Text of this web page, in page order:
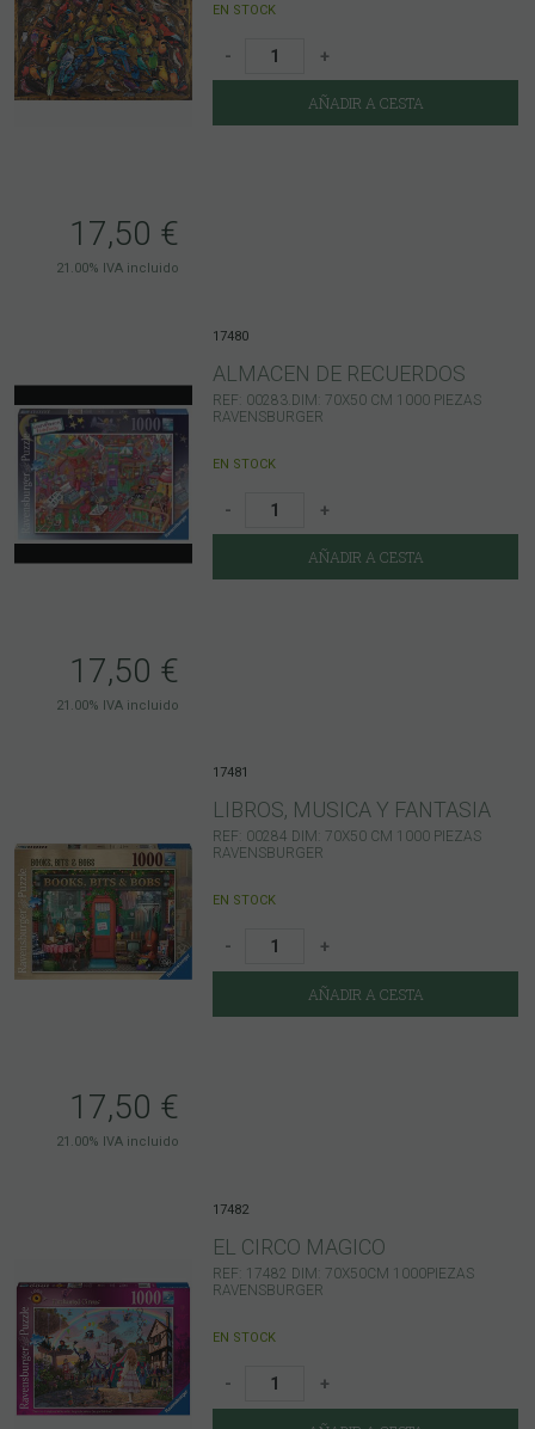
17,50 €
21.00% IVA incluido
EN STOCK
- +
AÑADIR A CESTA
17,50 €
21.00% IVA incluido
17480
ALMACEN DE RECUERDOS
REF: 00283.DIM: 70X50 CM 1000 PIEZAS
RAVENSBURGER
EN STOCK
- +
AÑADIR A CESTA
17,50 €
21.00% IVA incluido
17481
LIBROS, MUSICA Y FANTASIA
REF: 00284 DIM: 70X50 CM 1000 PIEZAS
RAVENSBURGER
EN STOCK
- +
AÑADIR A CESTA
17482
EL CIRCO MAGICO
REF: 17482 DIM: 70X50CM 1000PIEZAS
RAVENSBURGER
EN STOCK
- +